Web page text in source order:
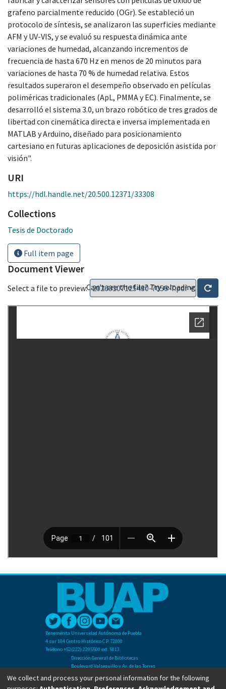
grafeno parcialmente reducido (OGr). Se estableció un
protocolo de síntesis, se analizaron las superficies mediante
AFM y UV-VIS, y se evaluó su respuesta dinámica ante
variaciones de humedad, alcanzando incrementos de
frecuencia de hasta 670 Hz en menos de 20 minutos para
variaciones de hasta 70 % de humedad relativa. Estos
resultados superaron el desempeño observado en películas
poliméricas tradicionales (ApL, PMMA y EC). Finalmente, se
desarrolló el sistema 3.0, un brazo robótico de tres grados de
libertad con cinemática directa e inversa implementada en
MATLAB y Arduino, diseñado para posicionamiento
cartesiano en futuras aplicaciones de deposición asistida por
visión".
URI
https://hdl.handle.net/20.500.12371/33308
Collections
Tesis de Doctorado
Full item page
Document Viewer
Select a file to preview:Can't see the file? Try reloading
Benemérita Universidad Autónoma de Puebla
4 sur 104 Centro Histórico C.P. 72000
Teléfono +52(222) 2295500 ext. 5013
Dirección General de Bibliotecas
Boulevard Valsequillo y Av. de las Torres
Ciudad Universitaria. Col. San Manuel
C.P. 72570
We collect and process your personal information for the following